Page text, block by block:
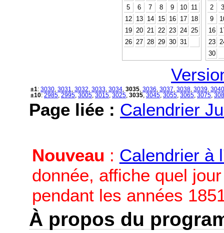
5
6 7 8 9 10
11
12
13 14 15 16 17
18
19
20 21 22 23 24
25
26
27 28 29 30 31
2
3
9
16
23
30
±1: 3030 3031 3032 3033 3034 3035 3036 3037 3038 3039 3040
±10: 2985 2995 3005 3015 3025 3035 3045 3055 3065 3075
Page liée : Calendrier
Nouveau : Calendrier à
donnée, affiche quel
pendant les années
À propos du